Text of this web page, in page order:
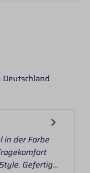
in der Farbe
Gefertig…